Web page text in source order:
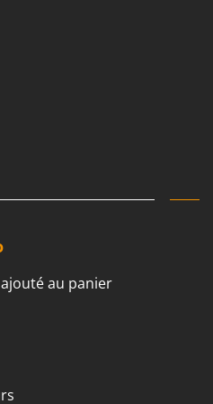
pour polenta
- Extirpateurs
au panier